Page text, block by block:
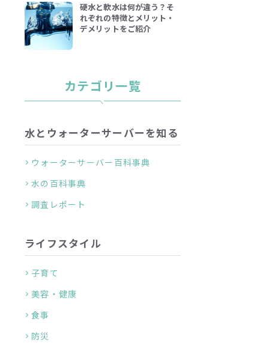
硬水と軟水は何が違う？そ
れぞれの特徴とメリット・
デメリットをご紹介
カテゴリ一覧
水とウォーターサーバーを知る
ウォーターサーバー百科事典
水の百科事典
調査レポート
ライフスタイル
子育て
美容・健康
食事
防災